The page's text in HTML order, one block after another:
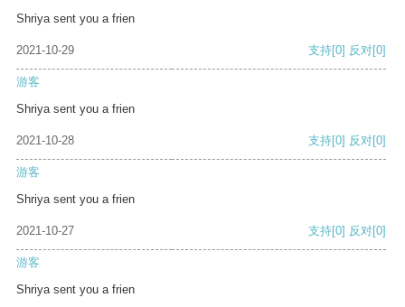
Shriya sent you a frien
2021-10-29 支持[0] 反对[0]
游客
Shriya sent you a frien
2021-10-28 支持[0] 反对[0]
游客
Shriya sent you a frien
2021-10-27 支持[0] 反对[0]
游客
Shriya sent you a frien